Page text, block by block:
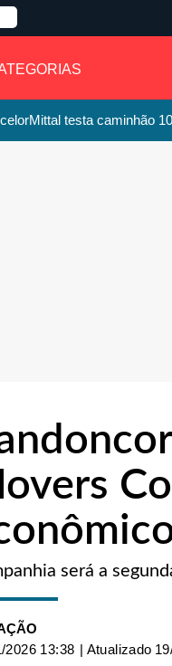
testa caminhão
será a
2026 13:38 | Atualizado